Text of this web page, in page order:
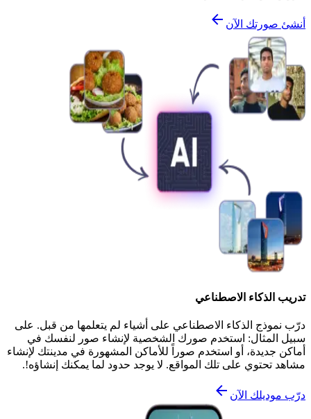
أنشئ صورتك الآن
تدريب الذكاء الاصطناعي
درّب نموذج الذكاء الاصطناعي على أشياء لم يتعلمها من قبل. على
سبيل المثال: استخدم صورك الشخصية لإنشاء صور لنفسك في
أماكن جديدة، أو استخدم صوراً للأماكن المشهورة في مدينتك لإنشاء
مشاهد تحتوي على تلك المواقع. لا يوجد حدود لما يمكنك إنشاؤه!.
درّب موديلك الآن